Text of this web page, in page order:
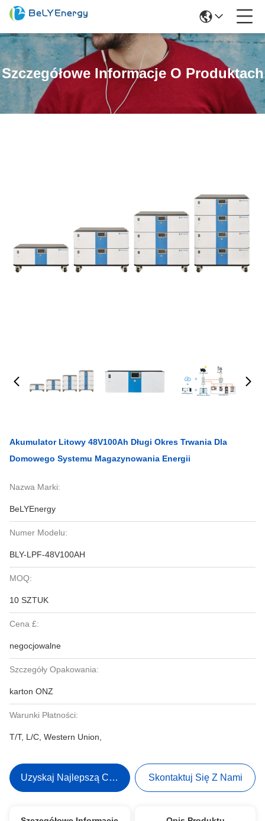
Szczegółowe Informacje O Produktach
Akumulator Litowy 48V100Ah Długi Okres Trwania Dla
Domowego Systemu Magazynowania Energii
Nazwa Marki:
BeLYEnergy
Numer Modelu:
BLY-LPF-48V100AH
MOQ:
10 SZTUK
Cena £:
negocjowalne
Szczegóły Opakowania:
karton ONZ
Warunki Płatności:
T/T, L/C, Western Union,
Uzyskaj Najlepszą Cenę Skontaktuj Się Z Nami